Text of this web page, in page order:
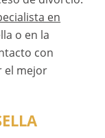
en
o en la
con
el mejor